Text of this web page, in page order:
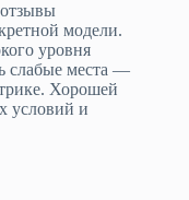
модели.
уровня
слабые места —
Хорошей
условий и